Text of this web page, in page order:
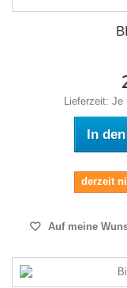
Lieferzeit: Je
In
derzeit
Auf meine